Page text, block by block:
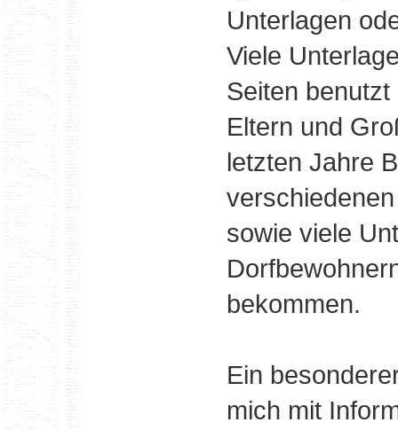
Unterlagen
Viele
Seiten
Eltern und
letzten Jahre
sowie viele
bekommen.
Ein
mich mit